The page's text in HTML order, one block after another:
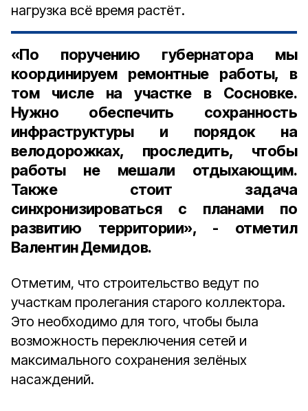
нагрузка всё время растёт.
«По поручению губернатора мы
координируем ремонтные работы, в
том числе на участке в Сосновке.
Нужно обеспечить сохранность
инфраструктуры и порядок на
велодорожках, проследить, чтобы
работы не мешали отдыхающим.
Также стоит задача
синхронизироваться с планами по
развитию территории», - отметил
Валентин Демидов.
Отметим, что строительство ведут по
участкам пролегания старого коллектора.
Это необходимо для того, чтобы была
возможность переключения сетей и
максимального сохранения зелёных
насаждений.